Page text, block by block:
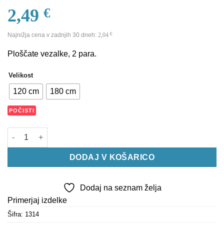
2,49 €
Najnižja cena v zadnjih 30 dneh: 2,04 €
Ploščate vezalke, 2 para.
Velikost
120 cm 180 cm
POČISTI
Vezalke Ploščate ČRNE količina
DODAJ V KOŠARICO
Dodaj na seznam želja
Primerjaj izdelke
Šifra: 1314